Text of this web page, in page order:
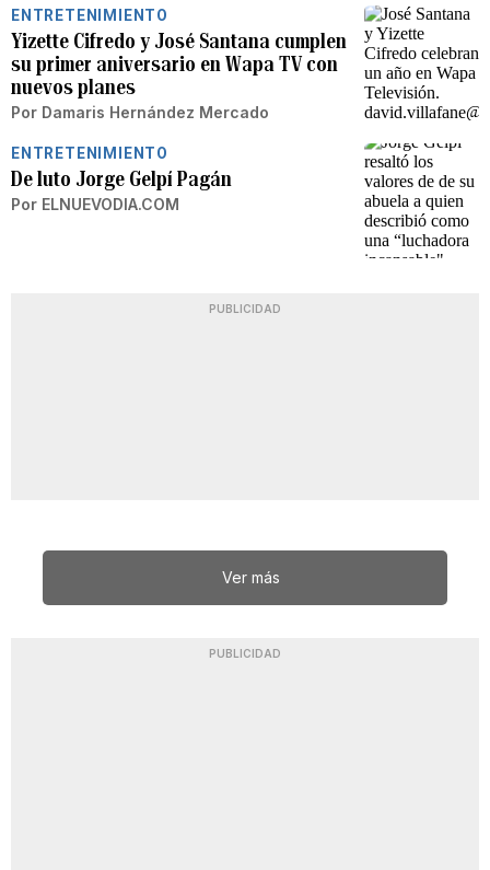
ENTRETENIMIENTO
Yizette Cifredo y José Santana cumplen
su primer aniversario en Wapa TV con
nuevos planes
Por Damaris Hernández Mercado
ENTRETENIMIENTO
De luto Jorge Gelpí Pagán
Por ELNUEVODIA.COM
PUBLICIDAD
Ver más
PUBLICIDAD